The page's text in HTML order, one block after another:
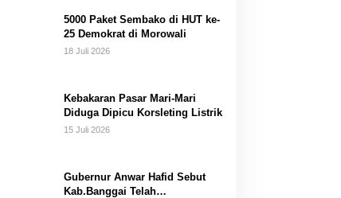
5000 Paket Sembako di HUT ke-
25 Demokrat di Morowali
18 Juli 2026
Kebakaran Pasar Mari-Mari
Diduga Dipicu Korsleting Listrik
15 Juli 2026
Gubernur Anwar Hafid Sebut
Kab.Banggai Telah